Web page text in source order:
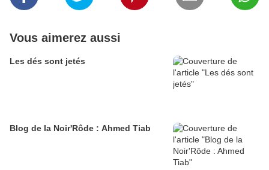
Vous aimerez aussi
Les dés sont jetés
Blog de la Noir'Rôde : Ahmed Tiab